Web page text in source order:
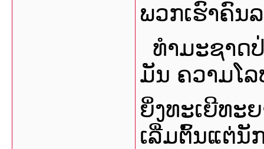
ພວກເຮົາຄົນ
ທໍາມະຊາດ
ມັນ ຄວາມໂ
ຍິ່ງທະເຍີທະ
ເລີ່ມຕົ້ນແຕ່ນັ